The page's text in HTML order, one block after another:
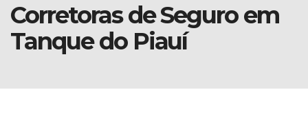
Corretoras de Seguro em
Tanque do Piauí